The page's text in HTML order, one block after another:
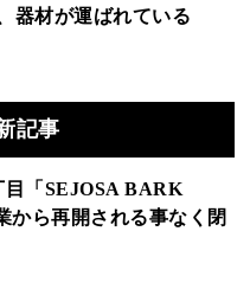
器材が運ばれている
記事
目「SEJOSA BARK
から再開される事なく閉